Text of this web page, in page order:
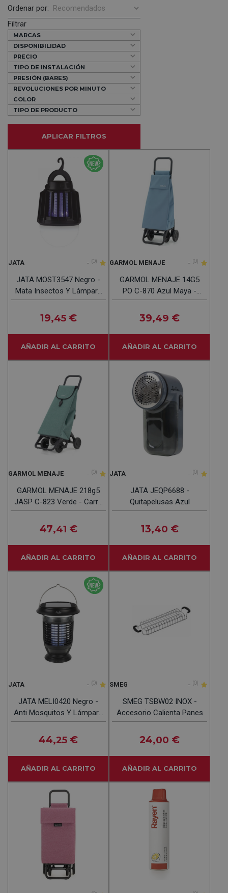
Ordenar por:
Filtrar
MARCAS
DISPONIBILIDAD
PRECIO
TIPO DE INSTALACIÓN
PRESIÓN (BARES)
REVOLUCIONES POR MINUTO
COLOR
TIPO DE PRODUCTO
APLICAR FILTROS
JATA - (0)
JATA MOST3547 Negro -
Mata Insectos Y Lámpara
Portátil
19,45 €
AÑADIR AL CARRITO
GARMOL MENAJE - (0)
GARMOL MENAJE 14G5
PO C-870 Azul Maya -
Carro De La Compra 45L
39,49 €
AÑADIR AL CARRITO
GARMOL MENAJE - (0)
GARMOL MENAJE 218g5
JASP C-823 Verde - Carro
De La Compra 55L
47,41 €
AÑADIR AL CARRITO
JATA - (0)
JATA JEQP6688 -
Quitapelusas Azul
13,40 €
AÑADIR AL CARRITO
JATA - (0)
JATA MELI0420 Negro -
Anti Mosquitos Y Lámpara
Solar 2 En 1
44,25 €
AÑADIR AL CARRITO
SMEG - (0)
SMEG TSBW02 INOX -
Accesorio Calienta Panes
24,00 €
AÑADIR AL CARRITO